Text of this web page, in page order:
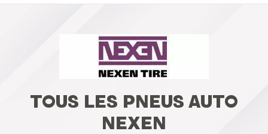
TOUS LES PNEUS AUTO
NEXEN